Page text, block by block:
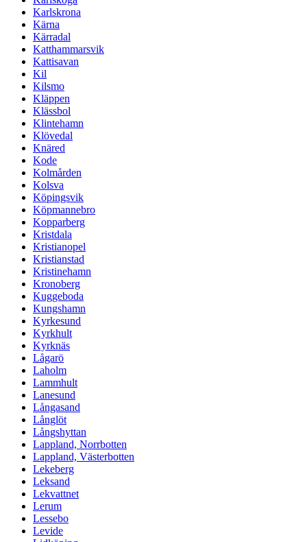
Karlskrona
Kärna
Kärradal
Katthammarsvik
Kattisavan
Kil
Kilsmo
Kläppen
Klässbol
Klintehamn
Klövedal
Knäred
Kode
Kolmården
Kolsva
Köpingsvik
Köpmannebro
Kopparberg
Kristdala
Kristianopel
Kristianstad
Kristinehamn
Kronoberg
Kuggeboda
Kungshamn
Kyrkesund
Kyrkhult
Kyrknäs
Lågarö
Laholm
Lammhult
Lanesund
Långasand
Långlöt
Långshyttan
Lappland, Norrbotten
Lappland, Västerbotten
Lekeberg
Leksand
Lekvattnet
Lerum
Lessebo
Levide